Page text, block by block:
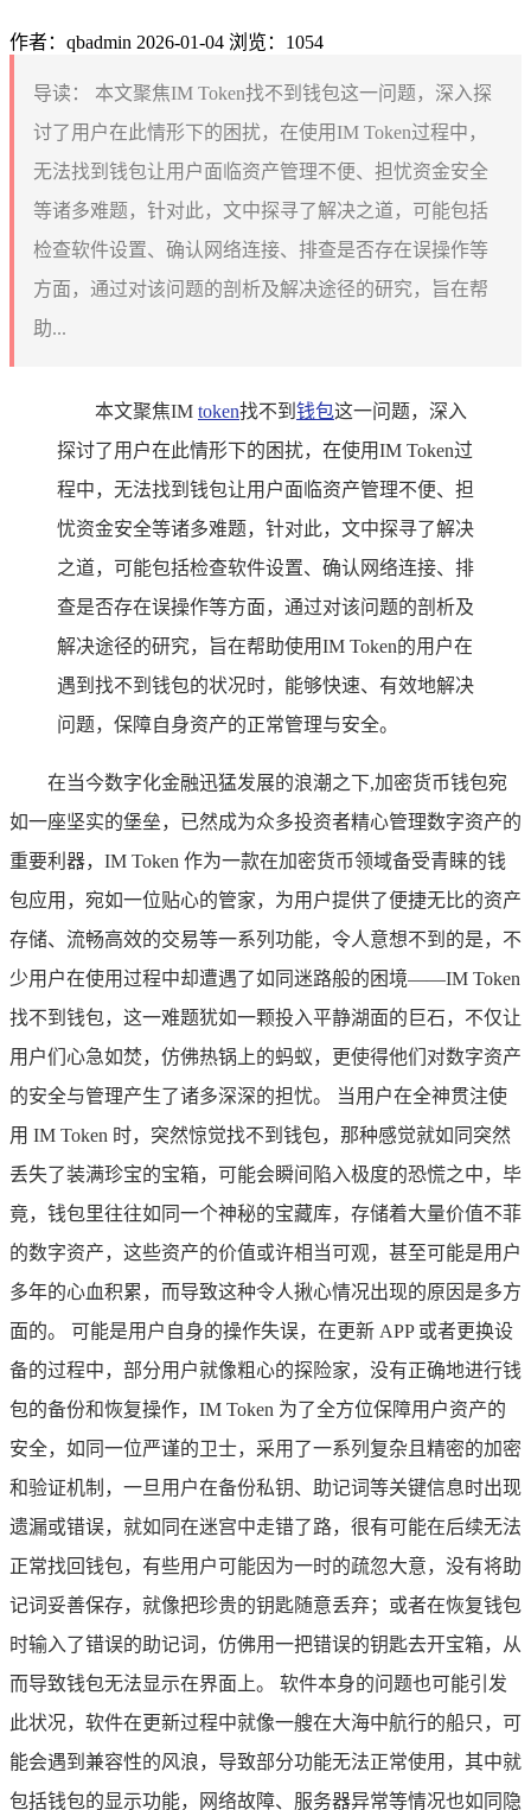
作者：qbadmin 2026-01-04 浏览：1054
导读：
本文聚焦IM Token找不到钱包这一问题，深入探
讨了用户在此情形下的困扰，在使用IM Token过程中，
无法找到钱包让用户面临资产管理不便、担忧资金安全
等诸多难题，针对此，文中探寻了解决之道，可能包括
检查软件设置、确认网络连接、排查是否存在误操作等
方面，通过对该问题的剖析及解决途径的研究，旨在帮
助...
本文聚焦IM token找不到 钱包这一问题，深入
探讨了用户在此情形下的困扰，在使用IM Token过
程中，无法找到钱包让用户面临资产管理不便、担
忧资金安全等诸多难题，针对此，文中探寻了解决
之道，可能包括检查软件设置、确认网络连接、排
查是否存在误操作等方面，通过对该问题的剖析及
解决途径的研究，旨在帮助使用IM Token的用户在
遇到找不到钱包的状况时，能够快速、有效地解决
问题，保障自身资产的正常管理与安全。
在当今数字化金融迅猛发展的浪潮之下,加密货币钱包宛
如一座坚实的堡垒，已然成为众多投资者精心管理数字资产的
重要利器，IM Token 作为一款在加密货币领域备受青睐的钱
包应用，宛如一位贴心的管家，为用户提供了便捷无比的资产
存储、流畅高效的交易等一系列功能，令人意想不到的是，不
少用户在使用过程中却遭遇了如同迷路般的困境——IM Token
找不到钱包，这一难题犹如一颗投入平静湖面的巨石，不仅让
用户们心急如焚，仿佛热锅上的蚂蚁，更使得他们对数字资产
的安全与管理产生了诸多深深的担忧。 当用户在全神贯注使
用 IM Token 时，突然惊觉找不到钱包，那种感觉就如同突然
丢失了装满珍宝的宝箱，可能会瞬间陷入极度的恐慌之中，毕
竟，钱包里往往如同一个神秘的宝藏库，存储着大量价值不菲
的数字资产，这些资产的价值或许相当可观，甚至可能是用户
多年的心血积累，而导致这种令人揪心情况出现的原因是多方
面的。 可能是用户自身的操作失误，在更新 APP 或者更换设
备的过程中，部分用户就像粗心的探险家，没有正确地进行钱
包的备份和恢复操作，IM Token 为了全方位保障用户资产的
安全，如同一位严谨的卫士，采用了一系列复杂且精密的加密
和验证机制，一旦用户在备份私钥、助记词等关键信息时出现
遗漏或错误，就如同在迷宫中走错了路，很有可能在后续无法
正常找回钱包，有些用户可能因为一时的疏忽大意，没有将助
记词妥善保存，就像把珍贵的钥匙随意丢弃；或者在恢复钱包
时输入了错误的助记词，仿佛用一把错误的钥匙去开宝箱，从
而导致钱包无法显示在界面上。 软件本身的问题也可能引发
此状况，软件在更新过程中就像一艘在大海中航行的船只，可
能会遇到兼容性的风浪，导致部分功能无法正常使用，其中就
包括钱包的显示功能，网络故障、服务器异常等情况也如同隐